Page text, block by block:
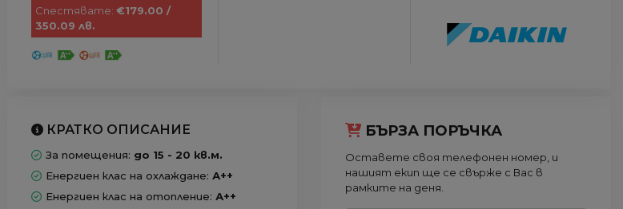
Спестявате: €179.00 /
350.09 лв.
КРАТКО ОПИСАНИЕ
За помещения: до 15 - 20 кв.м.
Енергиен клас на охлаждане: А++
Енергиен клас на отопление: А++
БЪРЗА ПОРЪЧКА
Оставете своя телефонен номер, и
нашият екип ще се свърже с Вас в
рамките на деня.